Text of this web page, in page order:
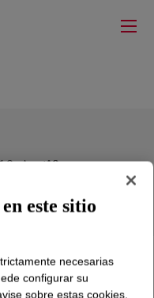
Antifoam
este sitio
necesarias
configurar su
sobre estas cookies,